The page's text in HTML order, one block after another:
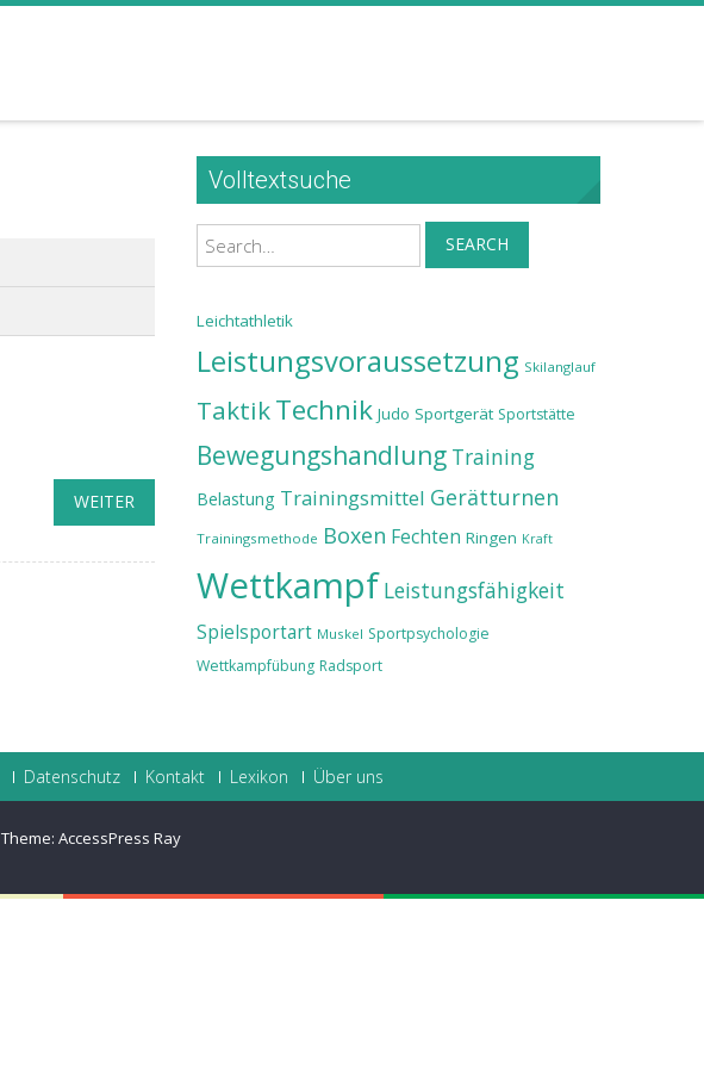
WEITER
Volltextsuche
Search SEARCH
Leichtathletik
Leistungsvoraussetzung Skilanglauf
TaktikTechnik Judo Sportgerät Sportstätte
Bewegungshandlung Training
Belastung Trainingsmittel Gerätturnen
Trainingsmethode Boxen Fechten Ringen Kraft
Wettkampf Leistungsfähigkeit
Spielsportart Muskel Sportpsychologie
Wettkampfübung Radsport
Datenschutz Kontakt Lexikon Über uns
Theme: AccessPress Ray